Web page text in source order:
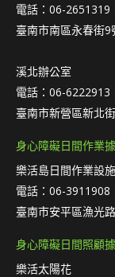
電話：06-2651319
臺南市南區永春街9
溪北辦公室
電話：06-6222913
臺南市新營區新北
身心障礙日間作業
樂活島日間作業設施
電話：06-3911908
臺南市安平區漁光
身心障礙日間照顧
樂活太陽花